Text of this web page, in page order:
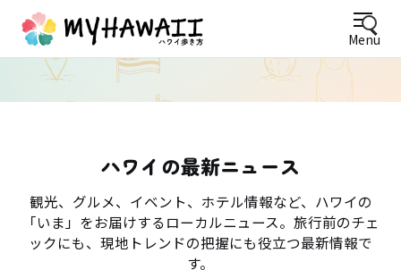
Menu
ハワイの最新ニュース
観光、グルメ、イベント、ホテル情報など、ハワイの
「いま」をお届けするローカルニュース。旅行前のチェ
ックにも、現地トレンドの把握にも役立つ最新情報で
す。